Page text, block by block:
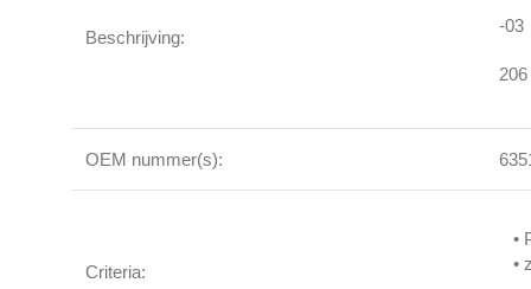
Beschrijving:
-03
OEM nummer(s):
Criteria:
•
•